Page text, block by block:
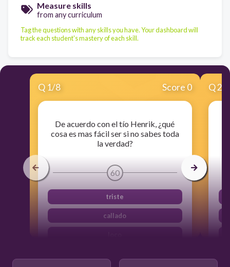
Measure skills
from any curriculum
Tag the questions with any skills you have. Your dashboard will
track each student's mastery of each skill.
Q 1/8 Score 0
De acuerdo con el tío Henrik, ¿qué
cosa es mas fácil ser si no sabes toda
la verdad?
60
triste
callado
Q2